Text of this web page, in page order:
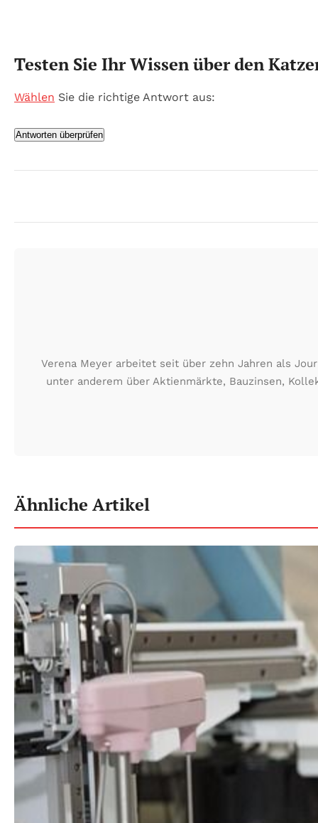
Testen Sie Ihr Wissen über den
Wählen Sie die richtige Antwort aus:
Antworten überprüfen
Verena Meyer arbeitet seit über zehn Jahren als
unter anderem über Aktienmärkte, Bauzinsen,
Ähnliche Artikel